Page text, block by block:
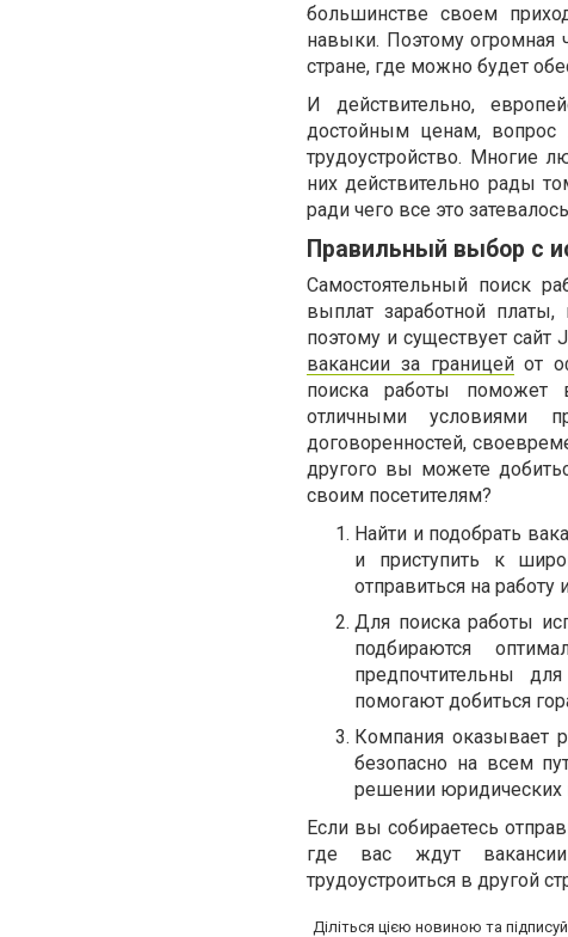
большинстве своем
навыки. Поэтому огромная
стране, где можно будет
И действительно,
достойным ценам, вопрос
трудоустройство. Многие
них действительно рады
ради чего все это
Правильный выбор с
Самостоятельный поиск
выплат заработной
поэтому и существует сайт
вакансии за границейот
поиска работы поможет
отличными условиями
договоренностей,
другого вы можете
своим посетителям?
Найти и подобрать
и приступить к
отправиться на
Для поиска работы
подбираются
предпочтительны
помогают добиться
Компания оказывает
безопасно на всем
решении юридических
Если вы собираетесь
где вас ждут вакансии
трудоустроиться в другой
Діліться цією новиною та